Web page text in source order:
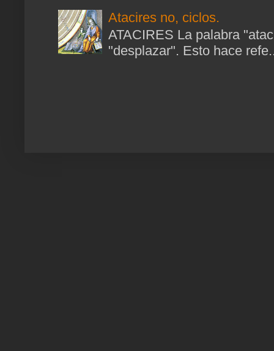
Atacires no, ciclos.
ATACIRES La palabra
"desplazar". Esto hace